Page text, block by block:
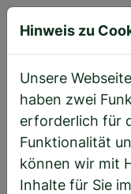
Direkt zur
Direkt zum Inhalt
Simones
zur
bei HBS
Hinweis zu
Unsere
haben zwei
erforderlich für
Funktionalität
können wir mit
Inhalte für Sie